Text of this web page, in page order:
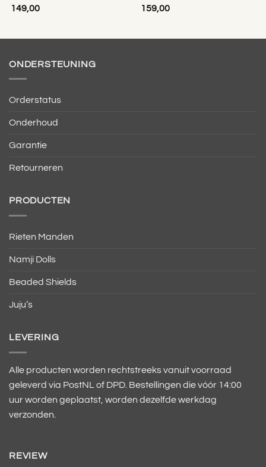
149,00
159,00
ONDERSTEUNING
Orderstatus
Onderhoud
Garantie
Retourneren
PRODUCTEN
Rieten Manden
Namji Dolls
Beaded Shields
Juju’s
LEVERING
Alle producten worden rechtstreeks vanuit voorraad
geleverd via PostNL of DPD. Bestellingen die vóór 14:00
uur worden geplaatst, worden dezelfde werkdag
verzonden.
REVIEW